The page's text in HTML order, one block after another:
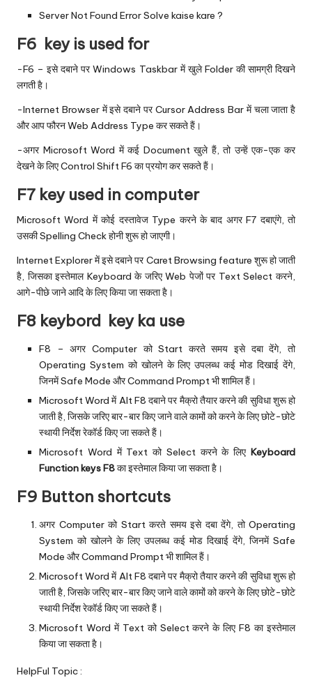
Server Not Found Error Solve kaise kare ?
‌F6 key is used for
‌-F6 – इसे दबाने पर Windows Taskbar में खुले Folder की सामग्री दिखने
लगती है।
-Internet Browser में इसे दबाने पर Cursor Address Bar में चला जाता है
और आप फौरन Web Address Type कर सकते हैं।
-अगर Microsoft Word में कई Document खुले हैं, तो उन्हें एक-एक कर
देखने के लिए Control Shift F6 का प्रयोग कर सकते हैं।
‌F7 key used in computer
‌Microsoft Word में कोई दस्तावेज Type करने के बाद अगर F7 दबाएंगे, तो
उसकी Spelling Check होनी शुरू हो जाएगी।
Internet Explorer में इसे दबाने पर Caret Browsing feature शुरू हो जाती
है, जिसका इस्तेमाल Keyboard के जरिए Web पेजों पर Text Select करने,
आगे-पीछे जाने आदि के लिए किया जा सकता है।
‌F8 keybord key ka use
‌F8 – अगर Computer को Start करते समय इसे दबा देंगे, तो
Operating System को खोलने के लिए उपलब्ध कई मोड दिखाई देंगे,
जिनमें Safe Mode और Command Prompt भी शामिल हैं।
Microsoft Word में Alt F8 दबाने पर मैक्रो तैयार करने की सुविधा शुरू हो
जाती है, जिसके जरिए बार-बार किए जाने वाले कामों को करने के लिए छोटे-छोटे
स्थायी निर्देश रेकॉर्ड किए जा सकते हैं।
Microsoft Word में Text को Select करने के लिए Keyboard
Function keys F8का इस्तेमाल किया जा सकता है।
‌F9 Button shortcuts‌
‌अगर Computer को Start करते समय इसे दबा देंगे, तो Operating
System को खोलने के लिए उपलब्ध कई मोड दिखाई देंगे, जिनमें Safe
Mode और Command Prompt भी शामिल हैं।
Microsoft Word में Alt F8 दबाने पर मैक्रो तैयार करने की सुविधा शुरू हो
जाती है, जिसके जरिए बार-बार किए जाने वाले कामों को करने के लिए छोटे-छोटे
स्थायी निर्देश रेकॉर्ड किए जा सकते हैं।
Microsoft Word में Text को Select करने के लिए F8 का इस्तेमाल
किया जा सकता है।
HelpFul Topic :